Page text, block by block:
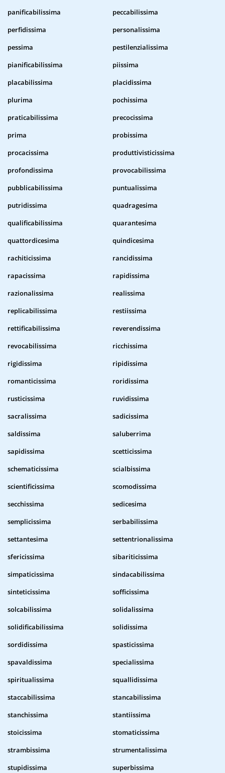
panificabilissima
peccabilissima
perfidissima
personalissima
pessima
pestilenzialissima
pianificabilissima
piissima
placabilissima
placidissima
plurima
pochissima
praticabilissima
precocissima
prima
probissima
procacissima
produttivisticissima
profondissima
provocabilissima
pubblicabilissima
puntualissima
putridissima
quadragesima
qualificabilissima
quarantesima
quattordicesima
quindicesima
rachiticissima
rancidissima
rapacissima
rapidissima
razionalissima
realissima
replicabilissima
restiissima
rettificabilissima
reverendissima
revocabilissima
ricchissima
rigidissima
ripidissima
romanticissima
roridissima
rusticissima
ruvidissima
sacralissima
sadicissima
saldissima
saluberrima
sapidissima
scetticissima
schematicissima
scialbissima
scientificissima
scomodissima
secchissima
sedicesima
semplicissima
serbabilissima
settantesima
settentrionalissima
sfericissima
sibariticissima
simpaticissima
sindacabilissima
sinteticissima
sofficissima
solcabilissima
solidalissima
solidificabilissima
solidissima
sordidissima
spasticissima
spavaldissima
specialissima
spiritualissima
squallidissima
staccabilissima
stancabilissima
stanchissima
stantiissima
stoicissima
stomaticissima
strambissima
strumentalissima
stupidissima
superbissima